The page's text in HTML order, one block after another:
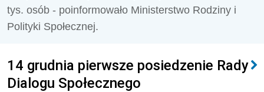
tys. osób - poinformowało Ministerstwo Rodziny i
Polityki Społecznej.
14 grudnia pierwsze posiedzenie Rady
Dialogu Społecznego